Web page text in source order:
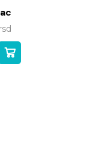
rsd